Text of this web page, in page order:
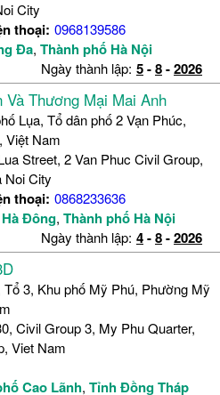
City
thoại: 0968139586
Đa, Thành phố Hà Nội
Ngày thành lập: 5-8-2026
Và Thương Mại Mai Anh
Lụa, Tổ dân phố 2 Vạn Phúc,
Việt Nam
Street, 2 Van Phuc Civil Group,
Noi City
thoại: 0868233636
Đông, Thành phố Hà Nội
Ngày thành lập: 4-8-2026
3, Khu phố Mỹ Phú, Phường Mỹ
Civil Group 3, My Phu Quarter,
Viet Nam
Cao Lãnh, Tỉnh Đồng Tháp